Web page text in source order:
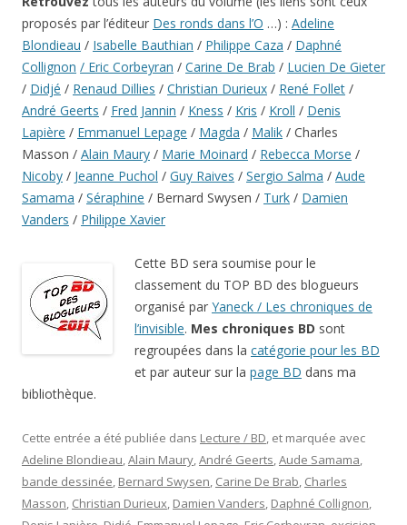
proposés par l’éditeur Des ronds dans l’O …) : Adeline
Blondieau / Isabelle Bauthian / Philippe Caza / Daphné
Collignon / Eric Corbeyran / Carine De Brab / Lucien De Gieter
/ Didjé / Renaud Dillies / Christian Durieux / René Follet /
André Geerts / Fred Jannin / Kness / Kris / Kroll / Denis
Lapière / Emmanuel Lepage / Magda / Malik / Charles
Masson / Alain Maury / Marie Moinard / Rebecca Morse /
Nicoby / Jeanne Puchol / Guy Raives / Sergio Salma / Aude
Samama / Séraphine / Bernard Swysen / Turk / Damien
Vanders / Philippe Xavier
Cette BD sera soumise pour le
classement du TOP BD des blogueurs
organisé par Yaneck / Les chroniques de
l’invisible. Mes chroniques BD sont
regroupées dans la catégorie pour les BD
et par auteur sur la page BD dans ma
bibliothèque.
Cette entrée a été publiée dans Lecture / BD, et marquée avec
Adeline Blondieau,Alain Maury,André Geerts,Aude Samama,
bande dessinée, Bernard Swysen, Carine De Brab, Charles
Masson, Christian Durieux, Damien Vanders, Daphné Collignon,